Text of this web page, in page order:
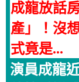
成龍放話
產」！沒
式竟是...
演員成龍